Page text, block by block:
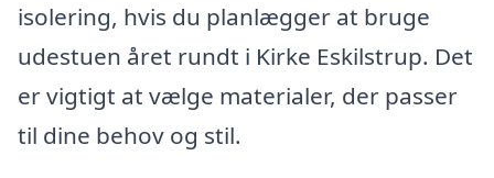
isolering, hvis du planlægger at bruge
udestuen året rundt i Kirke Eskilstrup. Det
er vigtigt at vælge materialer, der passer
til dine behov og stil.